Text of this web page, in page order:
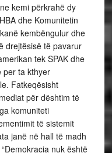
kemi përkrahë dy
dhe Komunitetin
kembëngulur dhe
drejtësisë të pavarur
tek SPAK dhe
per ta kthyer
Fatkeqësisht
për dështim të
komuniteti
të sistemit
janë në hall të madh
nuk është